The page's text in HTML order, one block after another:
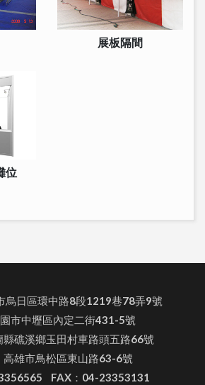
展板隔間
位
烏日區環中路8段1219巷78弄9號
市中壢區內定二街431-5號
縣礁溪鄉玉田村車路頭五路66號
高雄市鳥松區東山路63-6號
FAX：04-23353131